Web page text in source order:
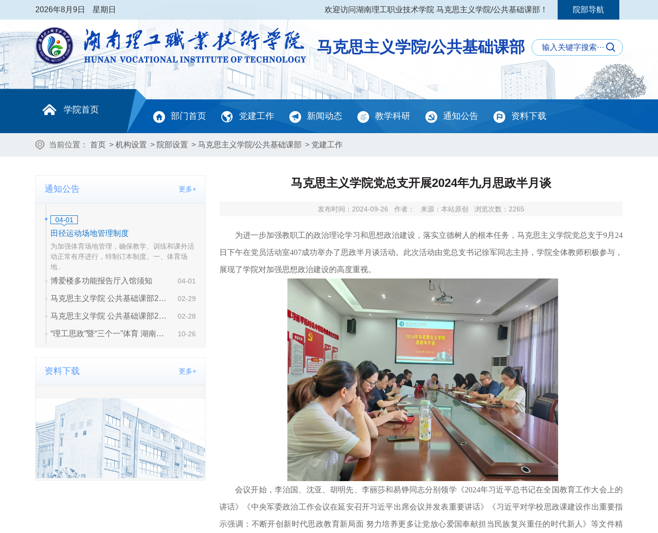
2026年8月9日 星期日 欢迎访问湖南理工职业技术学院 马克思主义学院/公共基础课部！ 院部导航
马克思主义学院/公共基础课部
学院首页
部门首页 党建工作 新闻动态 教学科研 通知公告 资料下载
当前位置： 首页 > 机构设置 > 院部设置 > 马克思主义学院/公共基础课部 > 党建工作
通知公告 更多+
资料下载 更多+
马克思主义学院党总支开展2024年九月思政半月谈
发布时间：2024-09-26 作者： 来源：本站原创 浏览次数： 2265
为进一步加强教职工的政治理论学习和思想政治建设，落实立德树人的根本任务，马克思主义学院党总支于9月24
日下午在党员活动室407成功举办了思政半月谈活动。此次活动由党总支书记徐军同志主持，学院全体教师积极参与，
展现了学院对加强思想政治建设的高度重视。
会议开始，李治国、沈亚、胡明先、李丽莎和易铮同志分别领学《2024年习近平总书记在全国教育工作大会上的
讲话》《中央军委政治工作会议在延安召开习近平出席会议并发表重要讲话》《习近平对学校思政课建设作出重要指
示强调：不断开创新时代思政教育新局面 努力培养更多让党放心爱国奉献担当民族复兴重任的时代新人》等文件精